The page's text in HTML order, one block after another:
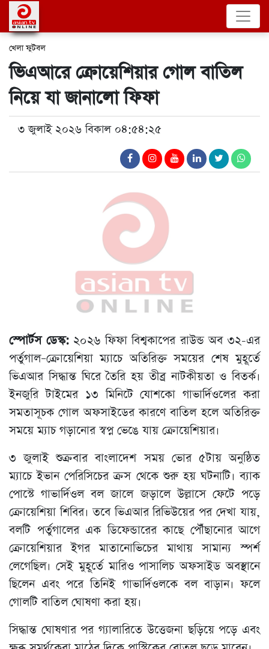
খেলা ফুটবল
ভিএআরে ক্রোয়েশিয়ার গোল বাতিল
নিয়ে যা জানালো ফিফা
৩ জুলাই ২০২৬ বিকাল ০৪:৫৪:২৫
স্পোর্টস ডেস্ক:২০২৬ ফিফা বিশ্বকাপের রাউন্ড অব ৩২-এর
পর্তুগাল–ক্রোয়েশিয়া ম্যাচে অতিরিক্ত সময়ের শেষ মুহূর্তে
ভিএআর সিদ্ধান্ত ঘিরে তৈরি হয় তীব্র নাটকীয়তা ও বিতর্ক।
ইনজুরি টাইমের ১৩ মিনিটে যোশকো গাভার্দিওলের করা
সমতাসূচক গোল অফসাইডের কারণে বাতিল হলে অতিরিক্ত
সময়ে ম্যাচ গড়ানোর স্বপ্ন ভেঙে যায় ক্রোয়েশিয়ার।
৩ জুলাই শুক্রবার বাংলাদেশ সময় ভোর ৫টায় অনুষ্ঠিত
ম্যাচে ইভান পেরিসিচের ক্রস থেকে শুরু হয় ঘটনাটি। ব্যাক
পোস্টে গাভার্দিওল বল জালে জড়ালে উল্লাসে ফেটে পড়ে
ক্রোয়েশিয়া শিবির। তবে ভিএআর রিভিউয়ের পর দেখা যায়,
বলটি পর্তুগালের এক ডিফেন্ডারের কাছে পৌঁছানোর আগে
ক্রোয়েশিয়ার ইগর মাতানোভিচের মাথায় সামান্য স্পর্শ
লেগেছিল। সেই মুহূর্তে মারিও পাসালিচ অফসাইড অবস্থানে
ছিলেন এবং পরে তিনিই গাভার্দিওলকে বল বাড়ান। ফলে
গোলটি বাতিল ঘোষণা করা হয়।
সিদ্ধান্ত ঘোষণার পর গ্যালারিতে উত্তেজনা ছড়িয়ে পড়ে এবং